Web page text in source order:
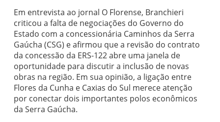
Em entrevista ao jornal O Florense, Branchieri
criticou a falta de negociações do Governo do
Estado com a concessionária Caminhos da Serra
Gaúcha (CSG) e afirmou que a revisão do contrato
da concessão da ERS-122 abre uma janela de
oportunidade para discutir a inclusão de novas
obras na região. Em sua opinião, a ligação entre
Flores da Cunha e Caxias do Sul merece atenção
por conectar dois importantes polos econômicos
da Serra Gaúcha.